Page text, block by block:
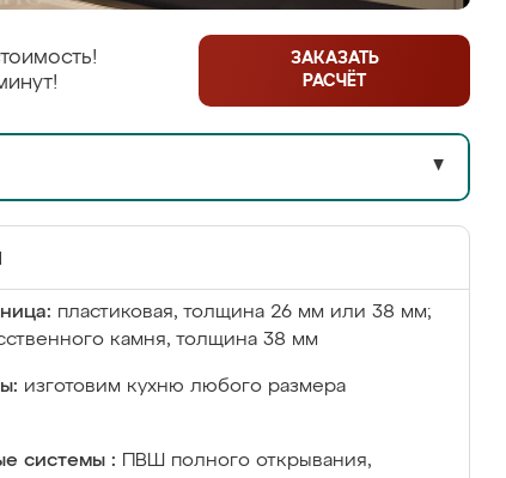
ЗАКАЗАТЬ
РАСЧЁТ
▼
пластиковая, толщина 26 мм или 38 мм;
камня, толщина 38 мм
изготовим кухню любого размера
системы :
ПВШ полного открывания,